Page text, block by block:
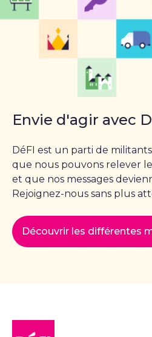
Envie d'agir avec
DéFI est un parti de
que nous pouvons relever
et que nos messages
Rejoignez-nous sans plus
Découvrir les différentes